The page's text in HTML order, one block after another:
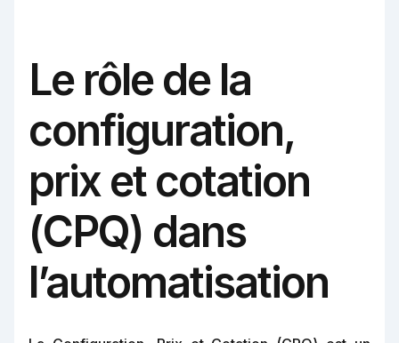
Le rôle de la
configuration,
prix et cotation
(CPQ) dans
l’automatisation